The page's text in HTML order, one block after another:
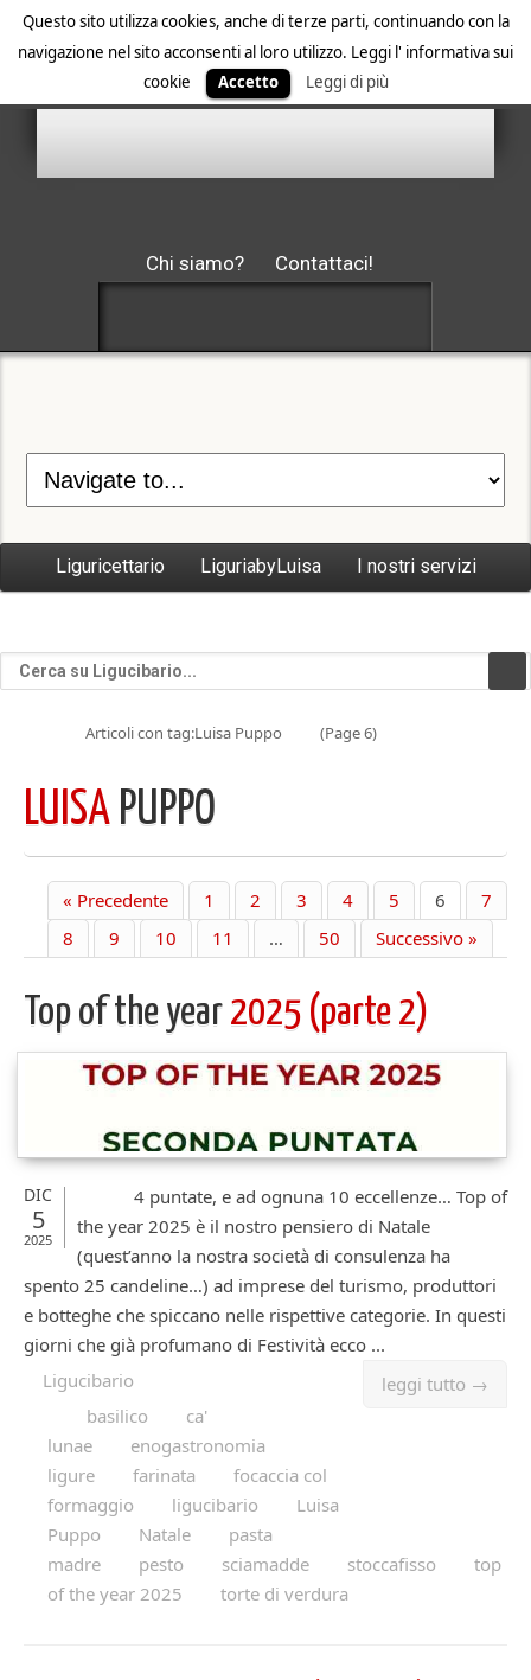
Questo sito utilizza cookies, anche di terze parti, continuando con la
navigazione nel sito acconsenti al loro utilizzo. Leggi l' informativa sui
cookie
Accetto Leggi di più
Chi siamo? Contattaci!
Liguricettario LiguriabyLuisa I nostri servizi
Articoli con tag:Luisa Puppo (Page 6)
LUISA PUPPO
« Precedente 1 2 3 4 5 6
7
8
9 10 11 … 50 Successivo »
Top of the year 2025 (parte 2)
DIC
5
2025
4 puntate, e ad ognuna 10 eccellenze… Top of
the year 2025 è il nostro pensiero di Natale
(quest’anno la nostra società di consulenza ha
spento 25 candeline…) ad imprese del turismo, produttori
e botteghe che spiccano nelle rispettive categorie. In questi
giorni che già profumano di Festività ecco ...
leggi tutto →
Ligucibario
basilico
ca'
lunae
enogastronomia
ligure
farinata
focaccia col
formaggio
ligucibario
Luisa
Puppo
Natale
pasta
madre
pesto sciamadde stoccafisso
top
of the year 2025
torte di verdura